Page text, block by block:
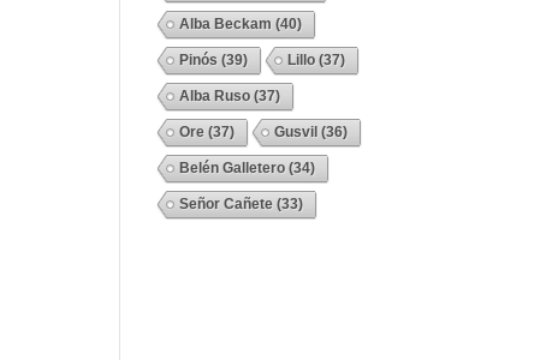
Alba Beckam (40)
Pinós (39) Lillo (37)
Alba Ruso (37)
Ore (37) Gusvil (36)
Belén Galletero (34)
Señor Cañete (33)